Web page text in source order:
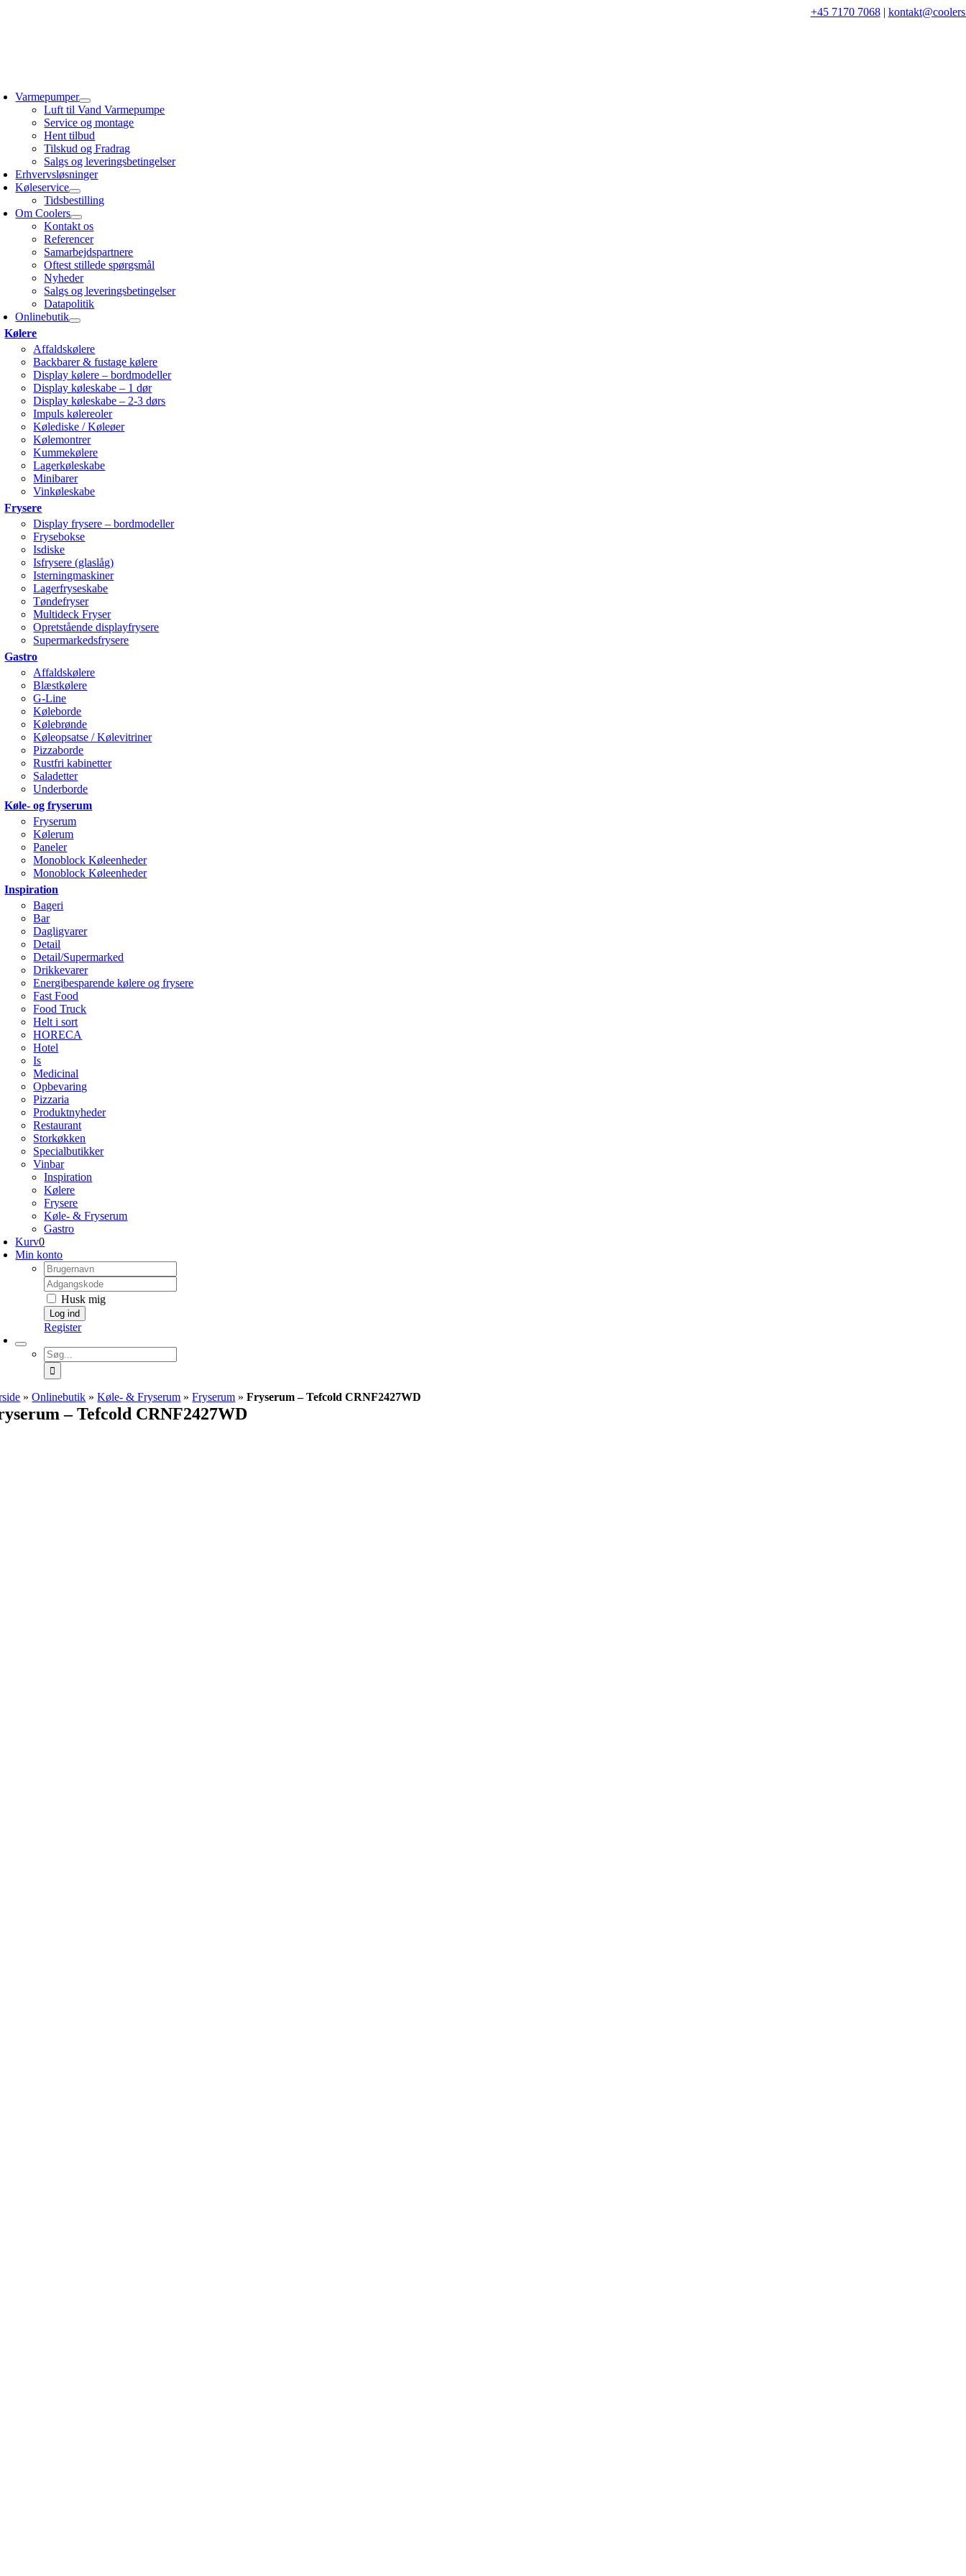
+45 7170 7068|
Varmepumper
Luft til Vand Varmepumpe
Service og montage
Hent tilbud
Tilskud og Fradrag
Salgs og leveringsbetingelser
Erhvervsløsninger
Køleservice
Tidsbestilling
Om Coolers
Kontakt os
Referencer
Samarbejdspartnere
Oftest stillede spørgsmål
Nyheder
Salgs og leveringsbetingelser
Datapolitik
Onlinebutik
Kølere
Affaldskølere
Backbarer & fustage kølere
Display kølere – bordmodeller
Display køleskabe – 1 dør
Display køleskabe – 2-3 dørs
Impuls kølereoler
Kølediske / Køleøer
Kølemontrer
Kummekølere
Lagerkøleskabe
Minibarer
Vinkøleskabe
Frysere
Display frysere – bordmodeller
Frysebokse
Isdiske
Isfrysere (glaslåg)
Isterningmaskiner
Lagerfryseskabe
Tøndefryser
Multideck Fryser
Opretstående displayfrysere
Supermarkedsfrysere
Gastro
Affaldskølere
Blæstkølere
G-Line
Køleborde
Kølebrønde
Køleopsatse / Kølevitriner
Pizzaborde
Rustfri kabinetter
Saladetter
Underborde
Køle- og fryserum
Fryserum
Kølerum
Paneler
Monoblock Køleenheder
Monoblock Køleenheder
Inspiration
Bageri
Bar
Dagligvarer
Detail
Detail/Supermarked
Drikkevarer
Energibesparende kølere og frysere
Fast Food
Food Truck
Helt i sort
HORECA
Hotel
Is
Medicinal
Opbevaring
Pizzaria
Produktnyheder
Restaurant
Storkøkken
Specialbutikker
Vinbar
Inspiration
Kølere
Frysere
Køle- & Fryserum
Gastro
Kurv0
Min konto
Username:
Kodeord:
Husk mig
Register
Søg
efter:
»Onlinebutik »Køle- & Fryserum »Fryserum »Fryserum – Tefcold CRNF2427WD
– Tefcold CRNF2427WD